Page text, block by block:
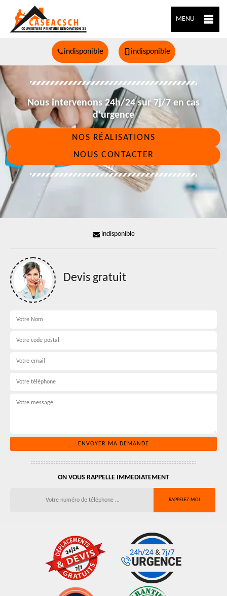
MENU
indisponible indisponible
Nous intervenons 24h/24 sur 7j/7 en cas
d'urgence
NOS RÉALISATIONS
NOUS CONTACTER
indisponible
Devis gratuit
ON VOUS RAPPELLE IMMEDIATEMENT